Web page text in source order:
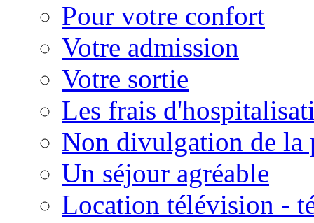
Pour votre confort
Votre admission
Votre sortie
Les frais
Non divulgation de la
Un séjour agréable
Location télévision -